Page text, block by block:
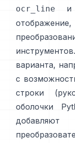
ocr_line и
варианта,
с
строки (
оболочки